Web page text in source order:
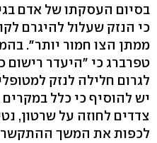
בסיום העסקתו של אדם
כי הנזק שעלול להיגרם
ממתן הצו חמור יותר".
טפרברג כי "היעדר רישום
לגרום חלילה לנזק
יש להוסיף כי כלל
צדדים לחוזה על שרטון,
לכפות את המשך